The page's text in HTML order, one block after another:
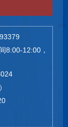
8:00-12:00，